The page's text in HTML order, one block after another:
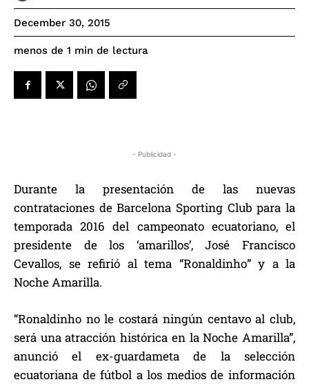
December 30, 2015
menos de 1 min de lectura
- Publicidad -
Durante la presentación de las nuevas
contrataciones de Barcelona Sporting Club para la
temporada 2016 del campeonato ecuatoriano, el
presidente de los ‘amarillos’, José Francisco
Cevallos, se refirió al tema “Ronaldinho” y a la
Noche Amarilla.
“Ronaldinho no le costará ningún centavo al club,
será una atracción histórica en la Noche Amarilla”,
anunció el ex-guardameta de la selección
ecuatoriana de fútbol a los medios de información